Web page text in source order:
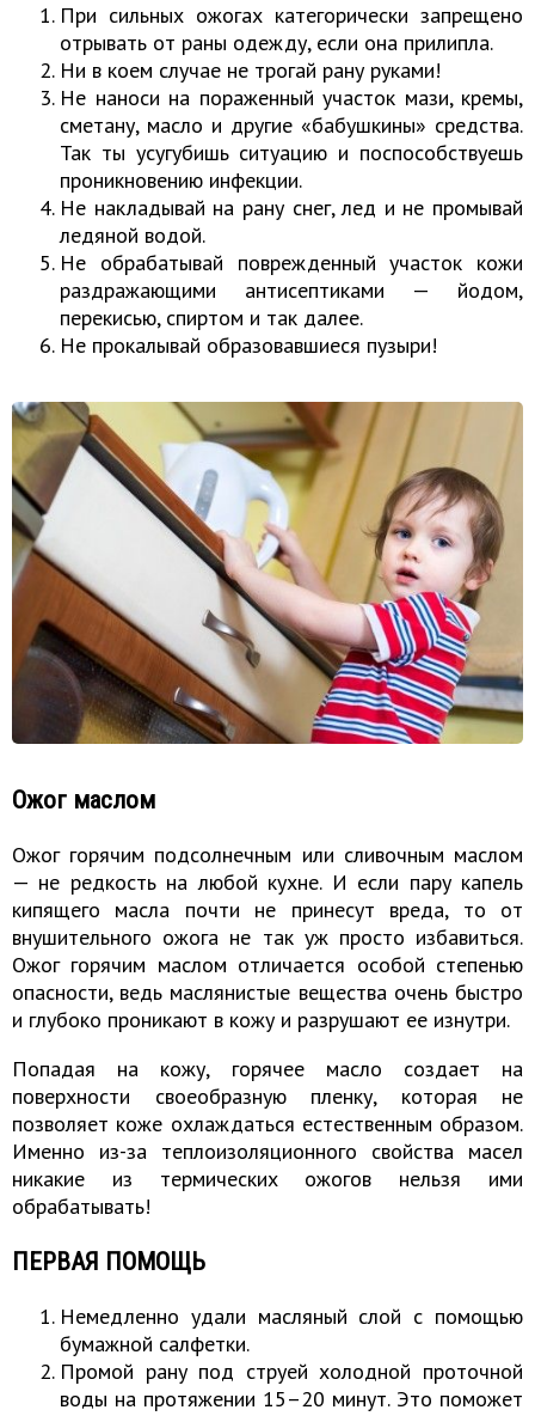
При сильных ожогах категорически запрещено
отрывать от раны одежду, если она прилипла.
Ни в коем случае не трогай рану руками!
Не наноси на пораженный участок мази, кремы,
сметану, масло и другие «бабушкины» средства.
Так ты усугубишь ситуацию и поспособствуешь
проникновению инфекции.
Не накладывай на рану снег, лед и не промывай
ледяной водой.
Не обрабатывай поврежденный участок кожи
раздражающими антисептиками — йодом,
перекисью, спиртом и так далее.
Не прокалывай образовавшиеся пузыри!
Ожог маслом
Ожог горячим подсолнечным или сливочным маслом
— не редкость на любой кухне. И если пару капель
кипящего масла почти не принесут вреда, то от
внушительного ожога не так уж просто избавиться.
Ожог горячим маслом отличается особой степенью
опасности, ведь маслянистые вещества очень быстро
и глубоко проникают в кожу и разрушают ее изнутри.
Попадая на кожу, горячее масло создает на
поверхности своеобразную пленку, которая не
позволяет коже охлаждаться естественным образом.
Именно из-за теплоизоляционного свойства масел
никакие из термических ожогов нельзя ими
обрабатывать!
ПЕРВАЯ ПОМОЩЬ
Немедленно удали масляный слой с помощью
бумажной салфетки.
Промой рану под струей холодной проточной
воды на протяжении 15–20 минут. Это поможет